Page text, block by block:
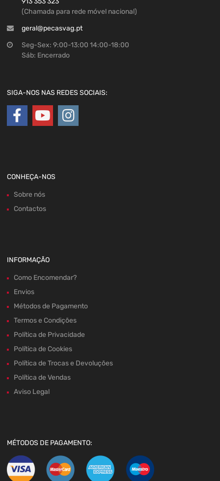
(Chamada para rede móvel nacional)
geral@pecasvag.pt
Seg-Sex: 9:00-13:00 14:00-18:00
Sáb: Encerrado
SIGA-NOS NAS REDES SOCIAIS:
CONHEÇA-NOS
Sobre nós
Contactos
INFORMAÇÃO
Como Encomendar?
Envios
Métodos de Pagamento
Termos e Condições
Política de Privacidade
Política de Cookies
Política de Trocas e Devoluções
Política de Vendas
Aviso Legal
MÉTODOS DE PAGAMENTO: